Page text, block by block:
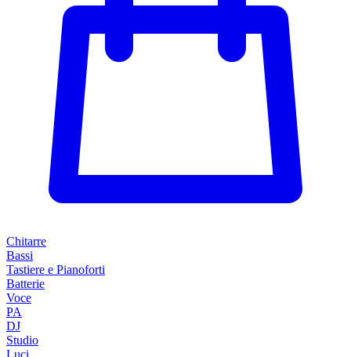
Chitarre
Bassi
Tastiere e Pianoforti
Batterie
Voce
PA
DJ
Studio
Luci